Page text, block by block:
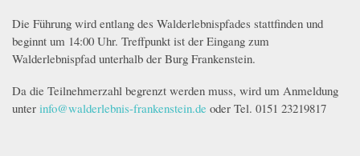
Die Führung wird entlang des Walderlebnispfades stattfinden und
beginnt um 14:00 Uhr. Treffpunkt ist der Eingang zum
Walderlebnispfad unterhalb der Burg Frankenstein.
Da die Teilnehmerzahl begrenzt werden muss, wird um Anmeldung
unter info@walderlebnis-frankenstein.de oder Tel. 0151 23219817